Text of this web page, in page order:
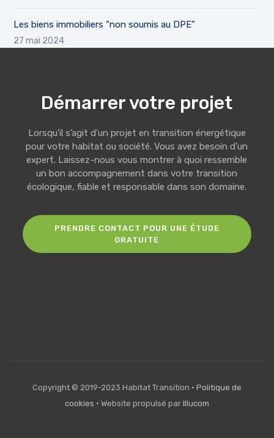
Les biens immobiliers “non soumis au DPE”
27 mai 2024
Démarrer votre projet
Lorsqu’il s’agit d’un projet en transition énergétique
pour votre habitat ou société. Vous avez besoin d’un
expert. Laissez-nous vous montrer à quoi ressemble
un bon accompagnement dans votre transition
écologique, fiable et responsable dans son domaine.
PRENDRE CONTACT POUR UNE ÉTUDE
GRATUITE
Copyright © 2019-2023 Habitat Transition • Politique de
cookies • Website propulsé par Illucom